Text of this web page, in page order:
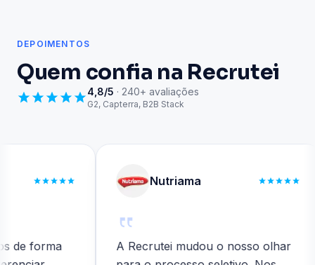
DEPOIMENTOS
Quem confia na Recrutei
4,8/5 · 240+ avaliações
G2, Capterra, B2B Stack
forma
Nutriama
A Recrutei mudou o nosso olhar